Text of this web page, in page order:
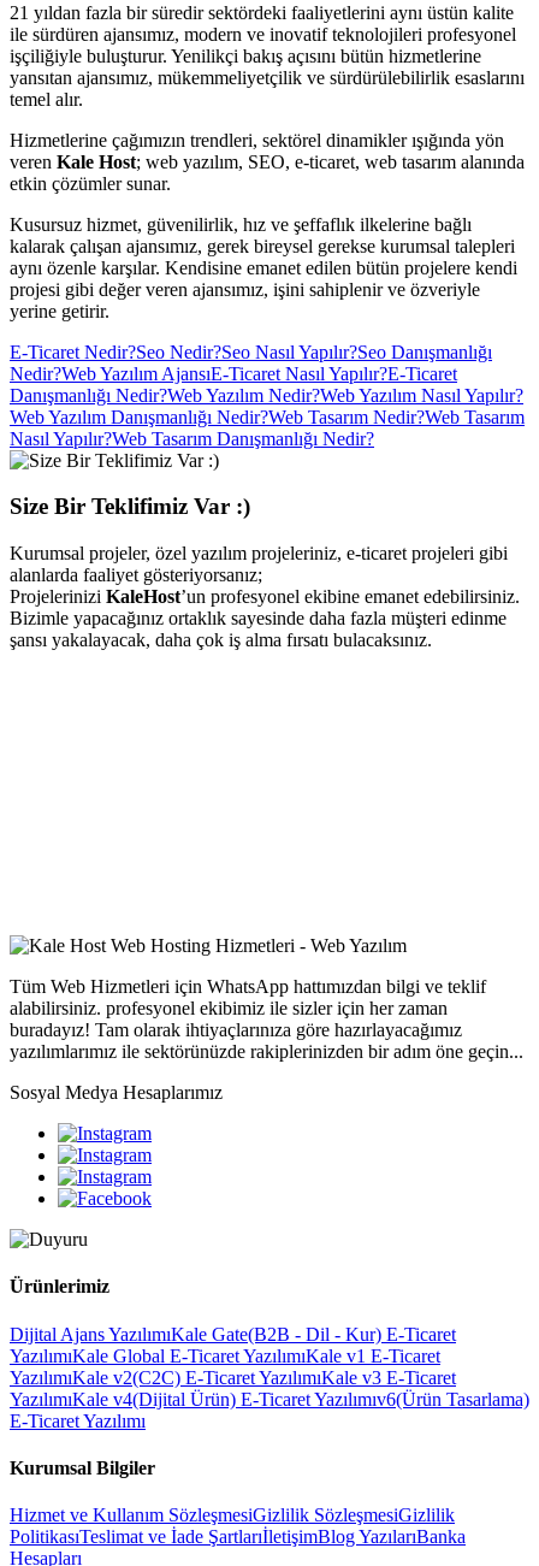
21 yıldan fazla bir süredir sektördeki faaliyetlerini aynı üstün kalite
ile sürdüren ajansımız, modern ve inovatif teknolojileri profesyonel
işçiliğiyle buluşturur. Yenilikçi bakış açısını bütün hizmetlerine
yansıtan ajansımız, mükemmeliyetçilik ve sürdürülebilirlik esaslarını
temel alır.
Hizmetlerine çağımızın trendleri, sektörel dinamikler ışığında yön
veren Kale Host; web yazılım, SEO, e-ticaret, web tasarım alanında
etkin çözümler sunar.
Kusursuz hizmet, güvenilirlik, hız ve şeffaflık ilkelerine bağlı
kalarak çalışan ajansımız, gerek bireysel gerekse kurumsal talepleri
aynı özenle karşılar. Kendisine emanet edilen bütün projelere kendi
projesi gibi değer veren ajansımız, işini sahiplenir ve özveriyle
yerine getirir.
E-Ticaret Nedir?Seo Nedir?Seo Nasıl Yapılır?Seo Danışmanlığı
Nedir?Web Yazılım AjansıE-Ticaret Nasıl Yapılır?E-Ticaret
Danışmanlığı Nedir?Web Yazılım Nedir?Web Yazılım Nasıl Yapılır?
Web Yazılım Danışmanlığı Nedir?Web Tasarım Nedir?Web Tasarım
Nasıl Yapılır?Web Tasarım Danışmanlığı Nedir?
Size Bir Teklifimiz Var :)
Kurumsal projeler, özel yazılım projeleriniz, e-ticaret projeleri gibi
alanlarda faaliyet gösteriyorsanız;
Projelerinizi KaleHost’un profesyonel ekibine emanet edebilirsiniz.
Bizimle yapacağınız ortaklık sayesinde daha fazla müşteri edinme
şansı yakalayacak, daha çok iş alma fırsatı bulacaksınız.
Tüm Web Hizmetleri için WhatsApp hattımızdan bilgi ve teklif
alabilirsiniz. profesyonel ekibimiz ile sizler için her zaman
buradayız! Tam olarak ihtiyaçlarınıza göre hazırlayacağımız
yazılımlarımız ile sektörünüzde rakiplerinizden bir adım öne geçin...
Sosyal Medya Hesaplarımız
Ürünlerimiz
Dijital Ajans YazılımıKale Gate(B2B - Dil - Kur) E-Ticaret
YazılımıKale Global E-Ticaret YazılımıKale v1 E-Ticaret
YazılımıKale v2(C2C) E-Ticaret YazılımıKale v3 E-Ticaret
YazılımıKale v4(Dijital Ürün) E-Ticaret Yazılımıv6(Ürün Tasarlama)
E-Ticaret Yazılımı
Kurumsal Bilgiler
Hizmet ve Kullanım SözleşmesiGizlilik SözleşmesiGizlilik
PolitikasıTeslimat ve İade ŞartlarıİletişimBlog YazılarıBanka
Hesapları